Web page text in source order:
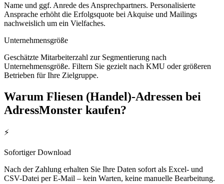
Name und ggf. Anrede des Ansprechpartners. Personalisierte
Ansprache erhöht die Erfolgsquote bei Akquise und Mailings
nachweislich um ein Vielfaches.
Unternehmensgröße
Geschätzte Mitarbeiterzahl zur Segmentierung nach
Unternehmensgröße. Filtern Sie gezielt nach KMU oder größeren
Betrieben für Ihre Zielgruppe.
Warum Fliesen (Handel)-Adressen bei
AdressMonster kaufen?
⚡
Sofortiger Download
Nach der Zahlung erhalten Sie Ihre Daten sofort als Excel- und
CSV-Datei per E-Mail – kein Warten, keine manuelle Bearbeitung.